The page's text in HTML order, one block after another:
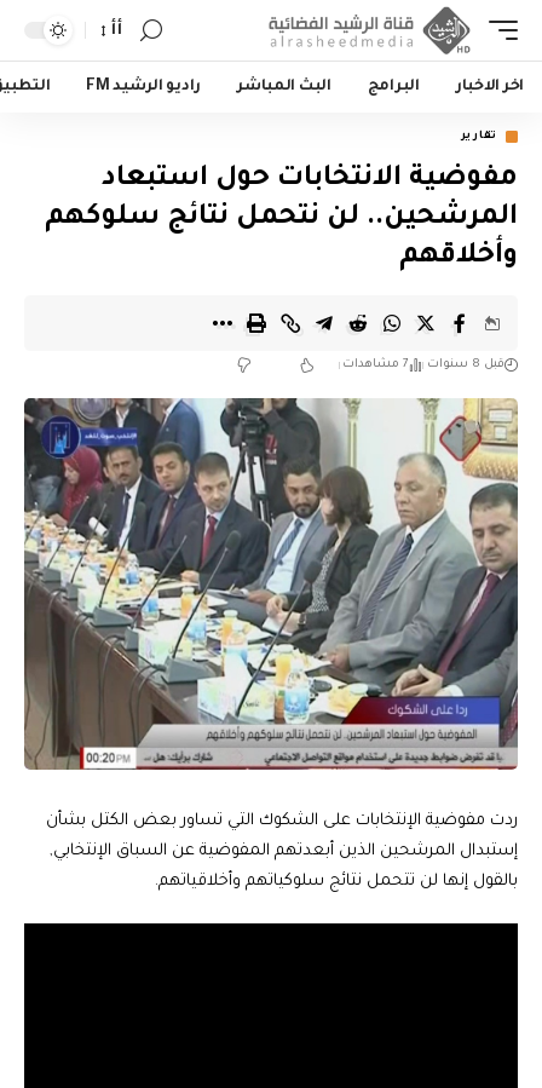
أأ
اخر الاخبار البرامج البث المباشر راديو الرشيد FM
تقارير
مفوضية الانتخابات حول استبعاد
المرشحين.. لن نتحمل نتائج سلوكهم
وأخلاقهم
قبل 8 سنوات 7 مشاهدات
ردت مفوضية الإنتخابات على الشكوك التي تساور بعض الكتل بشأن
إستبدال المرشحين الذين أبعدتهم المفوضية عن السباق الإنتخابي,
بالقول إنها لن تتحمل نتائج سلوكياتهم وأخلاقياتهم.